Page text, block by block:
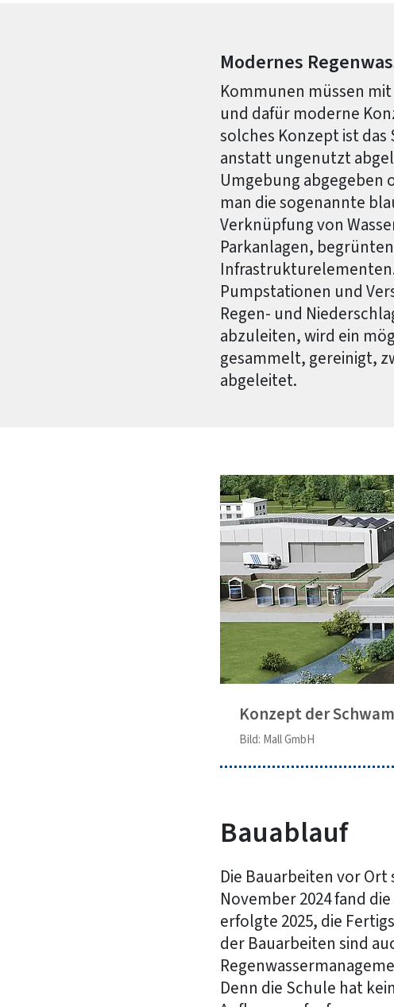
Modernes
Kommunen müssen
und dafür moderne
solches Konzept ist das
anstatt ungenutzt
Umgebung abgegeben
man die sogenannte
Verknüpfung von
Parkanlagen,
Pumpstationen und
Regen- und
abzuleiten, wird ein
gesammelt, gereinigt,
abgeleitet.
Konzept der
Bild: Mall GmbH
Bauablauf
Die Bauarbeiten vor Ort
November 2024 fand
erfolgte 2025, die
der Bauarbeiten sind
Denn die Schule hat